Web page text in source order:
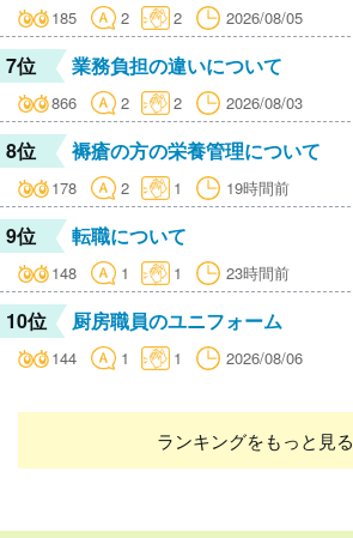
185 2 2 2026/08/05
7位 業務負担の違いについて
866 2 2 2026/08/03
8位 褥瘡の方の栄養管理について
178 2 1 19時間前
9位 転職について
148 1 1 23時間前
10位 厨房職員のユニフォーム
144 1 1 2026/08/06
ランキングをもっと見る